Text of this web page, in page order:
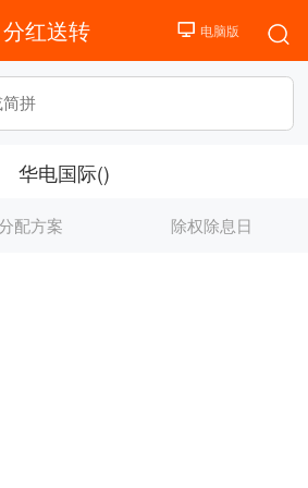
分红送转
华电国际()
配方案 除权除息日